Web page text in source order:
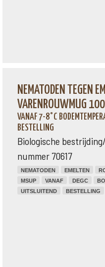
NEMATODEN TEGEN
VARENROUWMUG
VANAF 7-8°C
BESTELLING
Biologische
nummer 70617
NEMATODEN EMELTEN
MSUP
VANAF DEGC
UITSLUITEND
BESTELLING